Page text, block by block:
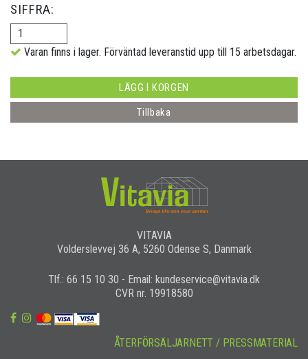
SIFFRA:
Varan finns i lager. Förväntad leveranstid upp till 15 arbetsdagar.
LÄGG I KORGEN
Tillbaka
VITAVIA
Volderslevvej 36 A, 5260 Odense S, Danmark
Tlf.: 66 15 10 30 - Email: kundeservice@vitavia.dk
CVR nr. 19918580
ÅTERFÖRSÄLJARNETT / PRESSMATERIAL